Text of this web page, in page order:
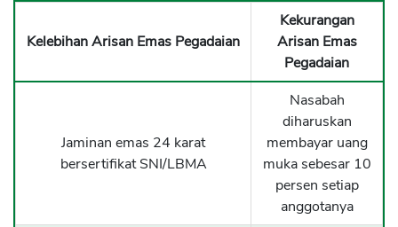
Kelebihan Arisan Emas Pegadaian
Kekurangan
Arisan Emas
Pegadaian
Jaminan emas 24 karat
bersertifikat SNI/LBMA
Nasabah
diharuskan
membayar uang
muka sebesar 10
persen setiap
anggotanya